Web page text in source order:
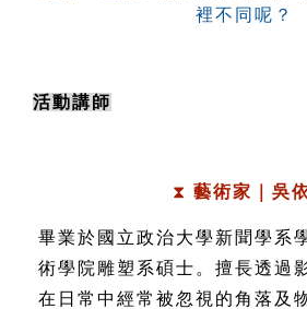
裡不同呢？
活動講師
⧗ 藝術家｜吳
畢業於國立政治大學新聞學系
術學院雕塑系碩士。擅長透過
在日常中經常被忽視的角落及